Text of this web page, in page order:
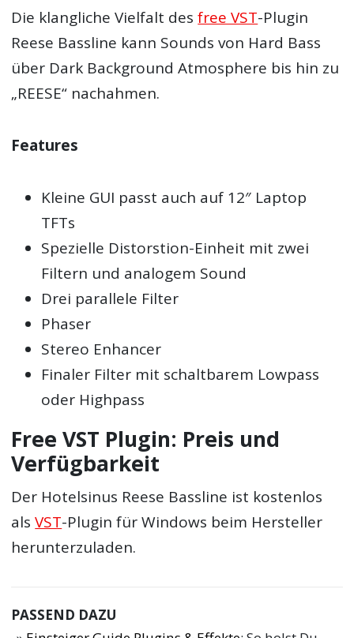
Die klangliche Vielfalt desfree VST-Plugin
Reese Bassline kann Sounds von Hard Bass
über Dark Background Atmosphere bis hin zu
„REESE“ nachahmen.
Features
Kleine GUI passt auch auf 12″ Laptop
TFTs
Spezielle Distorstion-Einheit mit zwei
Filtern und analogem Sound
Drei parallele Filter
Phaser
Stereo Enhancer
Finaler Filter mit schaltbarem Lowpass
oder Highpass
Free VST Plugin: Preis und
Verfügbarkeit
Der Hotelsinus Reese Bassline ist kostenlos
alsVST-Plugin für Windows beim Hersteller
herunterzuladen.
PASSEND DAZU